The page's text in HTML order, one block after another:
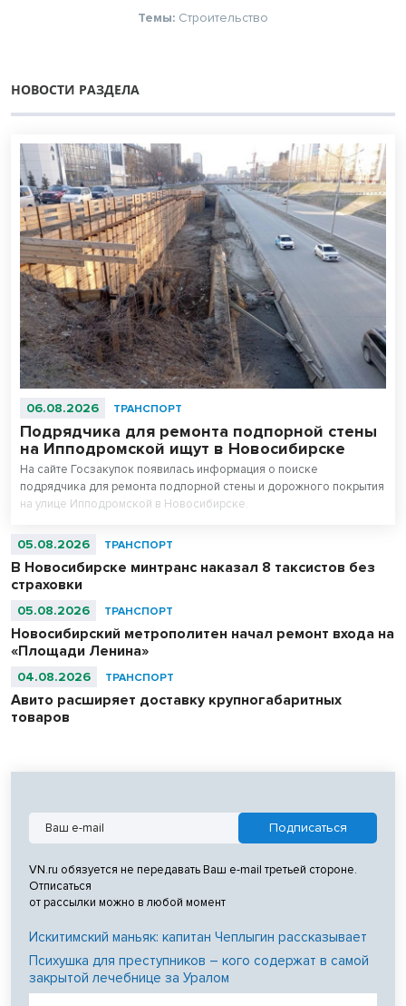
Темы: Строительство
НОВОСТИ РАЗДЕЛА
06.08.2026 ТРАНСПОРТ
Подрядчика для ремонта подпорной стены
на Ипподромской ищут в Новосибирске
На сайте Госзакупок появилась информация о поиске
подрядчика для ремонта подпорной стены и дорожного покрытия
на улице Ипподромской в Новосибирске.
05.08.2026 ТРАНСПОРТ
В Новосибирске минтранс наказал 8 таксистов без
страховки
05.08.2026 ТРАНСПОРТ
Новосибирский метрополитен начал ремонт входа на
«Площади Ленина»
04.08.2026 ТРАНСПОРТ
Авито расширяет доставку крупногабаритных
товаров
VN.ru обязуется не передавать Ваш e-mail третьей стороне.
Отписаться
от рассылки можно в любой момент
Искитимский маньяк: капитан Чеплыгин рассказывает
Психушка для преступников – кого содержат в самой
закрытой лечебнице за Уралом